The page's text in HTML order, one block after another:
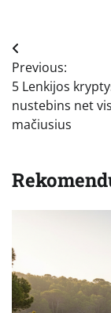
Navigacija
tarp
įrašų
Previous:
5 Lenkijos
nustebins net
mačiusius